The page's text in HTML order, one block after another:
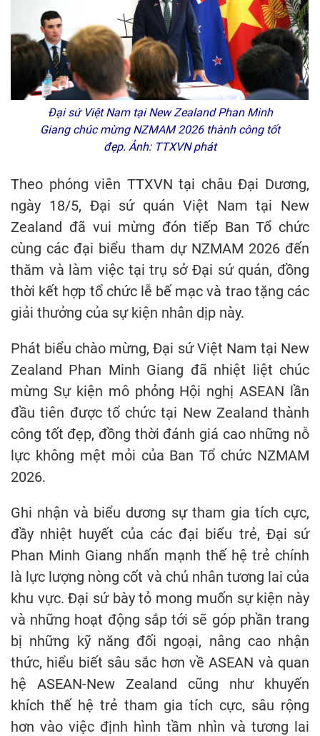
Đại sứ Việt Nam tại New Zealand Phan Minh
Giang chúc mừng NZMAM 2026 thành công tốt
đẹp. Ảnh: TTXVN phát
Theo phóng viên TTXVN tại châu Đại Dương,
ngày 18/5, Đại sứ quán Việt Nam tại New
Zealand đã vui mừng đón tiếp Ban Tổ chức
cùng các đại biểu tham dự NZMAM 2026 đến
thăm và làm việc tại trụ sở Đại sứ quán, đồng
thời kết hợp tổ chức lễ bế mạc và trao tặng các
giải thưởng của sự kiện nhân dịp này.
Phát biểu chào mừng, Đại sứ Việt Nam tại New
Zealand Phan Minh Giang đã nhiệt liệt chúc
mừng Sự kiện mô phỏng Hội nghị ASEAN lần
đầu tiên được tổ chức tại New Zealand thành
công tốt đẹp, đồng thời đánh giá cao những nỗ
lực không mệt mỏi của Ban Tổ chức NZMAM
2026.
Ghi nhận và biểu dương sự tham gia tích cực,
đầy nhiệt huyết của các đại biểu trẻ, Đại sứ
Phan Minh Giang nhấn mạnh thế hệ trẻ chính
là lực lượng nòng cốt và chủ nhân tương lai của
khu vực. Đại sứ bày tỏ mong muốn sự kiện này
và những hoạt động sắp tới sẽ góp phần trang
bị những kỹ năng đối ngoại, nâng cao nhận
thức, hiểu biết sâu sắc hơn về ASEAN và quan
hệ ASEAN-New Zealand cũng như khuyến
khích thế hệ trẻ tham gia tích cực, sâu rộng
hơn vào việc định hình tầm nhìn và tương lai